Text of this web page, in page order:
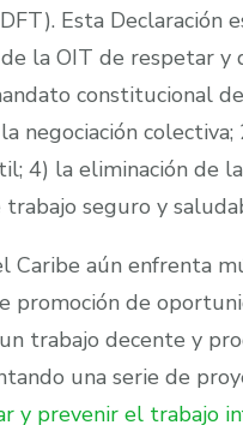
Esta Declaración
la OIT de respetar y
constitucional
negociación
4) la eliminación de
seguro y
Caribe aún enfrenta
promoción de
trabajo decente y
una serie de
y prevenir el trabajo